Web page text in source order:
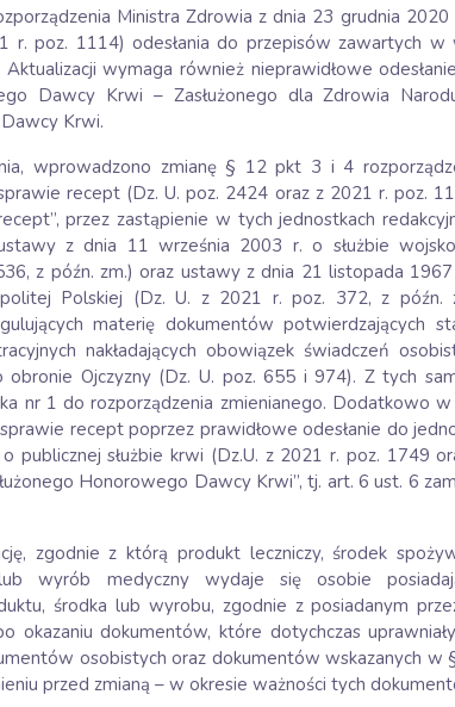
Ministra Zdrowia z dnia 23 grudnia 2020
poz. 1114) odesłania do przepisów zawartych w
wymaga również nieprawidłowe
Dawcy Krwi – Zasłużonego dla Zdrowia
Krwi.
wprowadzono zmianę § 12 pkt 3 i 4
recept (Dz. U. poz. 2424 oraz z 2021 r. poz.
przez zastąpienie w tych jednostkach
z dnia 11 września 2003 r. o służbie
z późn. zm.) oraz ustawy z dnia 21 listopada
Polskiej (Dz. U. z 2021 r. poz. 372, z późn.
materię dokumentów potwierdzających
nakładających obowiązek świadczeń
Ojczyzny (Dz. U. poz. 655 i 974). Z tych
nr 1 do rozporządzenia zmienianego. Dodatkowo
recept poprzez prawidłowe odesłanie do
publicznej służbie krwi (Dz.U. z 2021 r. poz. 1749
Honorowego Dawcy Krwi”, tj. art. 6 ust. 6
zgodnie z którą produkt leczniczy, środek
wyrób medyczny wydaje się osobie
środka lub wyrobu, zgodnie z posiadanym
okazaniu dokumentów, które dotychczas
osobistych oraz dokumentów wskazanych w
przed zmianą – w okresie ważności tych